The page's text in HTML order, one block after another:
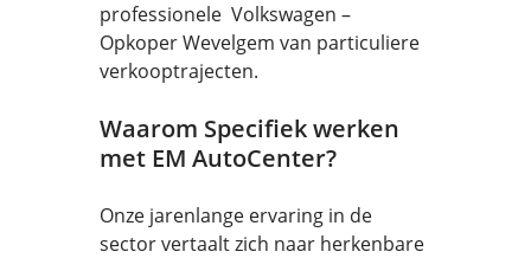
professionele Volkswagen –
Opkoper Wevelgem van particuliere
verkooptrajecten.
Waarom Specifiek werken
met EM AutoCenter?
Onze jarenlange ervaring in de
sector vertaalt zich naar herkenbare